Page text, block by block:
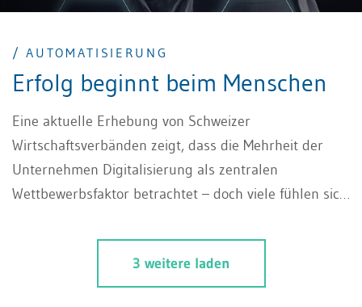
/ AUTOMATISIERUNG
Erfolg beginnt beim Menschen
Eine aktuelle Erhebung von Schweizer
Wirtschaftsverbänden zeigt, dass die Mehrheit der
Unternehmen Digitalisierung als zentralen
Wettbewerbsfaktor betrachtet – doch viele fühlen sich
Strategien existieren oft auf dem Papier, bleiben aber
in der Umsetzung stecken. Technologie allein reicht
längst nicht mehr. Wer Prozesse digitalisieren will,
3 weitere laden